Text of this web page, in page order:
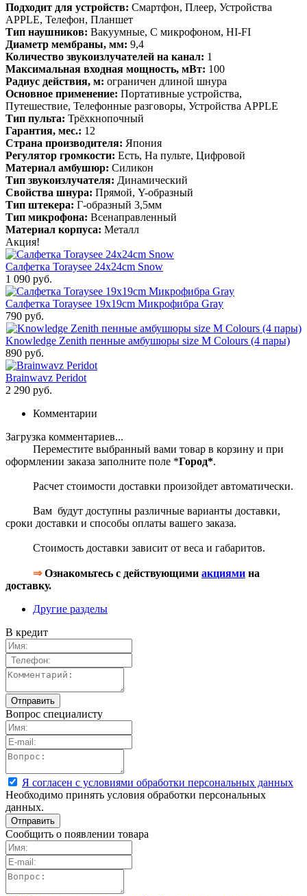
Подходит для устройств: Смартфон, Плеер, Устройства
APPLE, Телефон, Планшет
Тип наушников: Вакуумные, С микрофоном, HI-FI
Диаметр мембраны, мм: 9,4
Количество звукоизлучателей на канал: 1
Максимальная входная мощность, мВт: 100
Радиус действия, м: ограничен длиной шнура
Основное применение: Портативные устройства,
Путешествие, Телефонные разговоры, Устройства APPLE
Тип пульта: Трёхкнопочный
Гарантия, мес.: 12
Страна производителя: Япония
Регулятор громкости: Есть, На пульте, Цифровой
Материал амбушюр: Силикон
Тип звукоизлучателя: Динамический
Свойства шнура: Прямой, Y-образный
Тип штекера: Г-образный 3,5мм
Тип микрофона: Всенаправленный
Материал корпуса: Металл
Акция!
Салфетка Toraysee 24x24cm Snow
1 090 руб.
Салфетка Toraysee 19x19cm Микрофибра Gray
790 руб.
Knowledge Zenith пенные амбушюры size M Colours (4 пары)
890 руб.
Brainwavz Peridot
2 290 руб.
Комментарии
Загрузка комментариев...
Переместите выбранный вами товар в корзину и при
оформлении заказа заполните поле *Город*.
Расчет стоимости доставки произойдет автоматически.
Вам будут доступны различные варианты доставки,
сроки доставки и способы оплаты вашего заказа.
Стоимость доставки зависит от веса и габаритов.
⇒Ознакомьтесь с действующими акциями на
доставку.
Другие разделы
В кредит
Вопрос специалисту
Я согласен с условиями обработки персональных данных
Необходимо принять условия обработки персональных
данных.
Сообщить о появлении товара